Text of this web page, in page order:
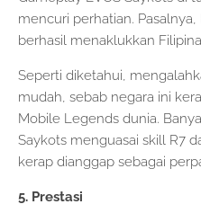
mencuri perhatian.
berhasil menaklukkan
Seperti diketahui,
mudah, sebab negara ini
Mobile Legends dunia.
Saykots menguasai skill R7
kerap dianggap sebagai
5. Prestasi